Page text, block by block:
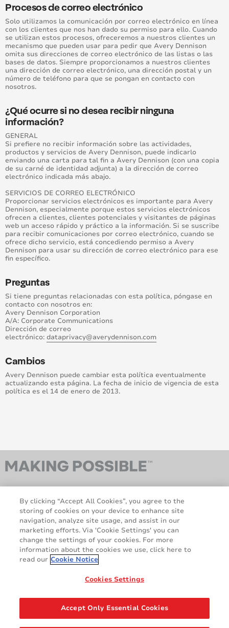
Procesos de correo electrónico
Solo utilizamos la comunicación por correo electrónico en línea
con los clientes que nos han dado su permiso para ello. Cuando
se utilizan estos procesos, ofreceremos a nuestros clientes un
mecanismo que pueden usar para pedir que Avery Dennison
omita sus direcciones de correo electrónico de las listas o las
bases de datos. Siempre proporcionamos a nuestros clientes
una dirección de correo electrónico, una dirección postal y un
número de teléfono para que se pongan en contacto con
nosotros.
¿Qué ocurre si no desea recibir ninguna
información?
GENERAL
Si prefiere no recibir información sobre las actividades,
productos y servicios de Avery Dennison, puede indicarlo
enviando una carta para tal fin a Avery Dennison (con una copia
de su carné de identidad adjunta) a la dirección de correo
electrónico indicada más abajo.
SERVICIOS DE CORREO ELECTRÓNICO
Proporcionar servicios electrónicos es importante para Avery
Dennison, especialmente porque estos servicios electrónicos
ofrecen a clientes, clientes potenciales y visitantes de páginas
web un acceso rápido y práctico a la información. Si se suscribe
para recibir comunicaciones por correo electrónico, cuando se
ofrece dicho servicio, está concediendo permiso a Avery
Dennison para usar su dirección de correo electrónico para ese
fin específico.
Preguntas
Si tiene preguntas relacionadas con esta política, póngase en
contacto con nosotros en:
Avery Dennison Corporation
A/A: Corporate Communications
Dirección de correo
electrónico: dataprivacy@averydennison.com
Cambios
Avery Dennison puede cambiar esta política eventualmente
actualizando esta página. La fecha de inicio de vigencia de esta
política es el 14 de enero de 2013.
AveryDennison.com
Sitemap
Sobre nosotros
Avisos legales y de
Responsabilidad legal
Compartir
By clicking “Accept All Cookies”, you agree to the
storing of cookies on your device to enhance site
navigation, analyze site usage, and assist in our
marketing efforts. Via 'Cookie Settings' you can
change the settings of your cookies. For more
information about the cookies we use, click here to
read our Cookie Notice
Cookies Settings
Accept Only Essential Cookies